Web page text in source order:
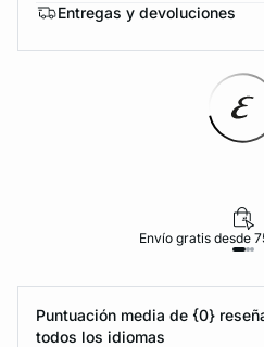
Entregas y devoluciones
Envío gratis desde
Puntuación media de {0}
todos los idiomas